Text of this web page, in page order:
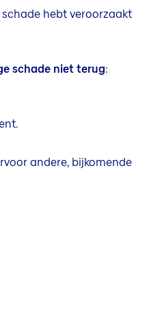
hebt veroorzaakt
schade niet terug:
andere, bijkomende